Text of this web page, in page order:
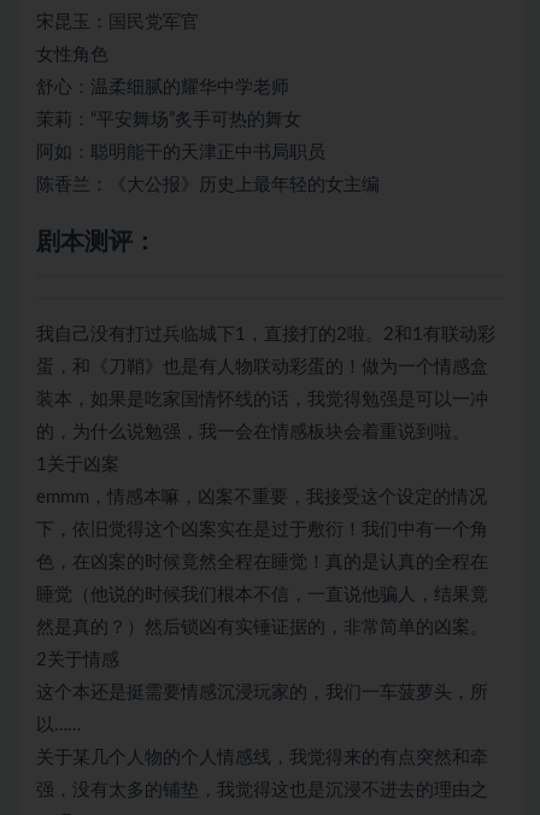
宋昆玉：国民党军官
女性角色
舒心：温柔细腻的耀华中学老师
茉莉：“平安舞场”炙手可热的舞女
阿如：聪明能干的天津正中书局职员
陈香兰：《大公报》历史上最年轻的女主编
剧本测评：
我自己没有打过兵临城下1，直接打的2啦。2和1有联动彩
蛋，和《刀鞘》也是有人物联动彩蛋的！做为一个情感盒
装本，如果是吃家国情怀线的话，我觉得勉强是可以一冲
的，为什么说勉强，我一会在情感板块会着重说到啦。
1关于凶案
emmm，情感本嘛，凶案不重要，我接受这个设定的情况
下，依旧觉得这个凶案实在是过于敷衍！我们中有一个角
色，在凶案的时候竟然全程在睡觉！真的是认真的全程在
睡觉（他说的时候我们根本不信，一直说他骗人，结果竟
然是真的？）然后锁凶有实锤证据的，非常简单的凶案。
2关于情感
这个本还是挺需要情感沉浸玩家的，我们一车菠萝头，所
以……
关于某几个人物的个人情感线，我觉得来的有点突然和牵
强，没有太多的铺垫，我觉得这也是沉浸不进去的理由之